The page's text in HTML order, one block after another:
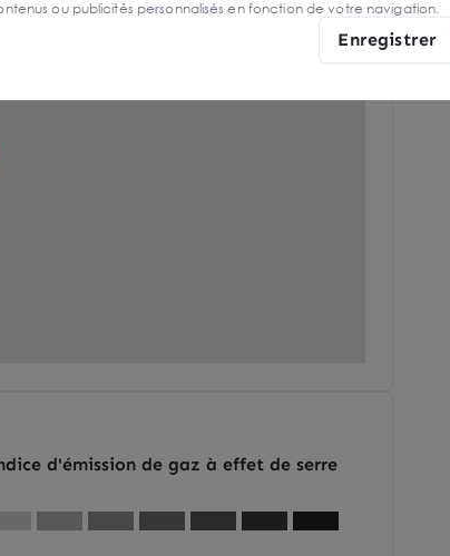
d'émission de gaz à effet de serre
ou publicités personnalisés en fonction de votre navigation.
Enregistrer